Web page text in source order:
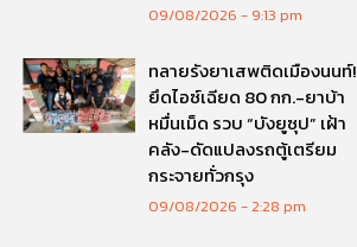
09/08/2026 9:13 pm
ทลายรังยาเสพติดเมืองนนท์!
ยึดไอซ์เฉียด 80 กก.-ยาบ้า
หมื่นเม็ด รวบ “บังยูซุป” เฝ้า
คลัง-ดัดแปลงรถตู้เตรียม
กระจายทั่วกรุง
09/08/2026 2:28 pm